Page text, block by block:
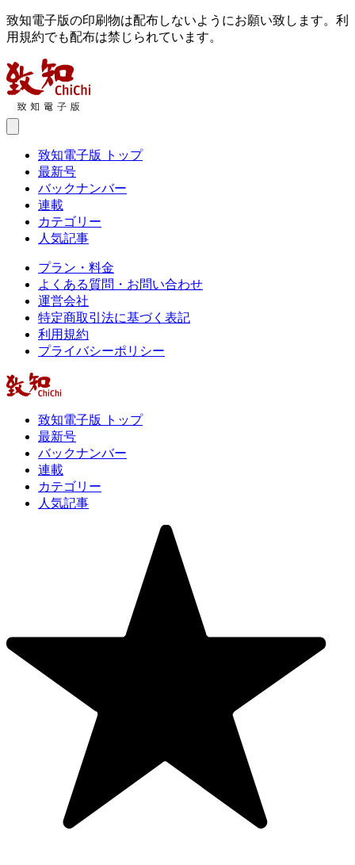
致知電子版の印刷物は配布しないようにお願い致します。利
用規約でも配布は禁じられています。
致知電子版 トップ
最新号
バックナンバー
連載
カテゴリー
人気記事
プラン・料金
よくある質問・お問い合わせ
運営会社
特定商取引法に基づく表記
利用規約
プライバシーポリシー
致知電子版 トップ
最新号
バックナンバー
連載
カテゴリー
人気記事